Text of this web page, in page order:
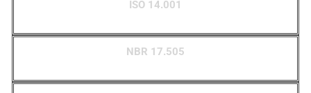
ISO 14.001
NBR 17.505